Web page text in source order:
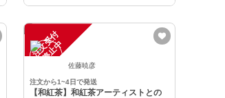
注
文
受
付
停
止
中
佐藤暁彦
注文から1~4日で発送
【和紅茶】和紅茶アーティストとの